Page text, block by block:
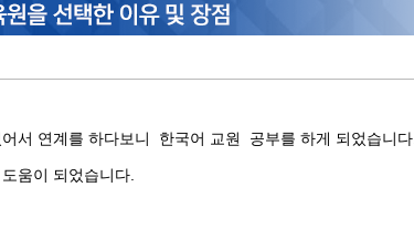
서 연계를 하다보니 한국어 교원 공부를 하게 되었습니다.
움이 되었습니다.